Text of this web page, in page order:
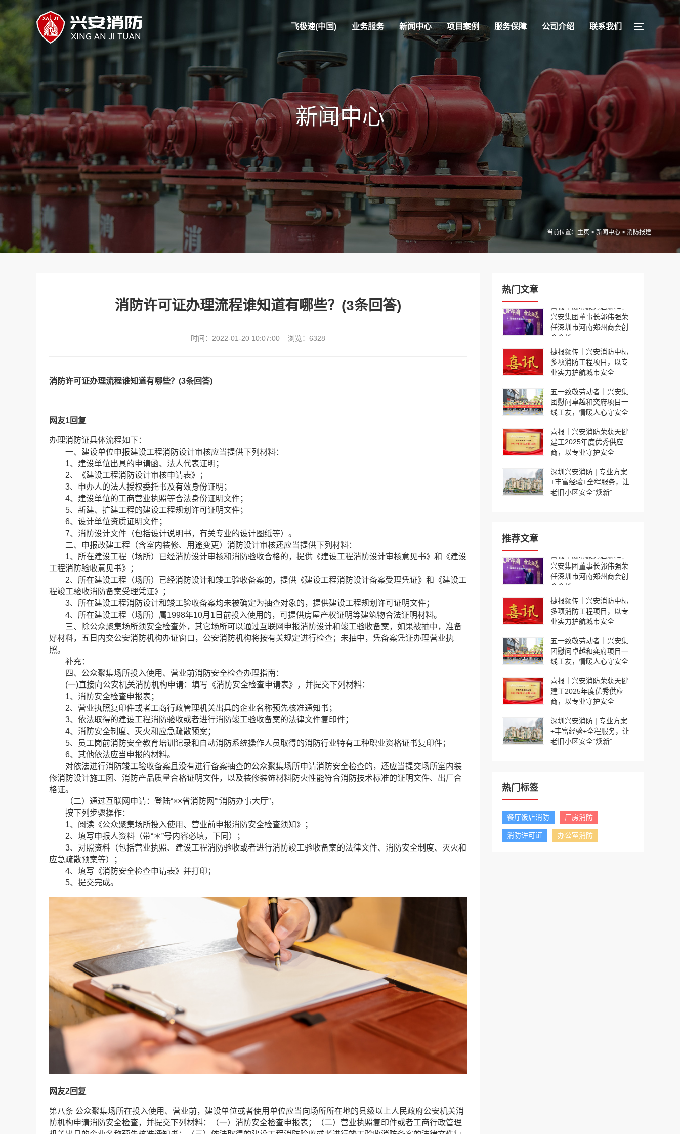
飞极速(中国) 业务服务 新闻中心 项目案例 服务保障 公司介绍 联系我们
新闻中心
当前位置： 主页 > 新闻中心 > 消防报建
热门文章
喜报｜凝心聚力启新程！
兴安集团董事长郭伟强荣
任深圳市河南郑州商会创
会会长
捷报频传｜兴安消防中标
多项消防工程项目，以专
业实力护航城市安全
五一致敬劳动者｜兴安集
团慰问卓越和奕府项目一
线工友，情暖人心守安全
喜报｜兴安消防荣获天健
建工2025年度优秀供应
商，以专业守护安全
深圳兴安消防 | 专业方案
+丰富经验+全程服务，让
老旧小区安全“焕新”
推荐文章
喜报｜凝心聚力启新程！
兴安集团董事长郭伟强荣
任深圳市河南郑州商会创
会会长
捷报频传｜兴安消防中标
多项消防工程项目，以专
业实力护航城市安全
五一致敬劳动者｜兴安集
团慰问卓越和奕府项目一
线工友，情暖人心守安全
喜报｜兴安消防荣获天健
建工2025年度优秀供应
商，以专业守护安全
深圳兴安消防 | 专业方案
+丰富经验+全程服务，让
老旧小区安全“焕新”
热门标签
餐厅饭店消防 厂房消防
消防许可证 办公室消防
消防许可证办理流程谁知道有哪些？(3条回答)
时间：2022-01-20 10:07:00 浏览：6328
消防许可证办理流程谁知道有哪些？(3条回答)
网友1回复
办理消防证具体流程如下：
一、建设单位申报建设工程消防设计审核应当提供下列材料：
1、建设单位出具的申请函、法人代表证明；
2、《建设工程消防设计审核申请表》；
3、申办人的法人授权委托书及有效身份证明；
4、建设单位的工商营业执照等合法身份证明文件；
5、新建、扩建工程的建设工程规划许可证明文件；
6、设计单位资质证明文件；
7、消防设计文件（包括设计说明书，有关专业的设计图纸等）。
二、申报改建工程（含室内装修、用途变更）消防设计审核还应当提供下列材料：
1、所在建设工程（场所）已经消防设计审核和消防验收合格的，提供《建设工程消防设计审核意见书》和《建设
工程消防验收意见书》；
2、所在建设工程（场所）已经消防设计和竣工验收备案的，提供《建设工程消防设计备案受理凭证》和《建设工
程竣工验收消防备案受理凭证》；
3、所在建设工程消防设计和竣工验收备案均未被确定为抽查对象的，提供建设工程规划许可证明文件；
4、所在建设工程（场所）属1998年10月1日前投入使用的，可提供房屋产权证明等建筑物合法证明材料。
三、除公众聚集场所须安全检查外，其它场所可以通过互联网申报消防设计和竣工验收备案，如果被抽中，准备
好材料，五日内交公安消防机构办证窗口，公安消防机构将按有关规定进行检查；未抽中，凭备案凭证办理营业执
照。
补充：
四、公众聚集场所投入使用、营业前消防安全检查办理指南：
(一)直接向公安机关消防机构申请：填写《消防安全检查申请表》，并提交下列材料：
1、消防安全检查申报表；
2、营业执照复印件或者工商行政管理机关出具的企业名称预先核准通知书；
3、依法取得的建设工程消防验收或者进行消防竣工验收备案的法律文件复印件；
4、消防安全制度、灭火和应急疏散预案；
5、员工岗前消防安全教育培训记录和自动消防系统操作人员取得的消防行业特有工种职业资格证书复印件；
6、其他依法应当申报的材料。
对依法进行消防竣工验收备案且没有进行备案抽查的公众聚集场所申请消防安全检查的，还应当提交场所室内装
修消防设计施工图、消防产品质量合格证明文件，以及装修装饰材料防火性能符合消防技术标准的证明文件、出厂合
格证。
（二）通过互联网申请：登陆“××省消防网”“消防办事大厅”，
按下列步骤操作：
1、阅读《公众聚集场所投入使用、营业前申报消防安全检查须知》；
2、填写申报人资料（带“＊”号内容必填，下同）；
3、对照资料（包括营业执照、建设工程消防验收或者进行消防竣工验收备案的法律文件、消防安全制度、灭火和
应急疏散预案等）；
4、填写《消防安全检查申请表》并打印；
5、提交完成。
网友2回复
第八条 公众聚集场所在投入使用、营业前，建设单位或者使用单位应当向场所所在地的县级以上人民政府公安机关消
防机构申请消防安全检查，并提交下列材料：（一）消防安全检查申报表；（二）营业执照复印件或者工商行政管理